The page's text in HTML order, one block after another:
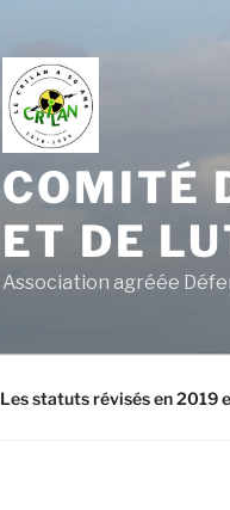
COMITÉ
ET DE
Association agréée
Les statuts révisés en 2019